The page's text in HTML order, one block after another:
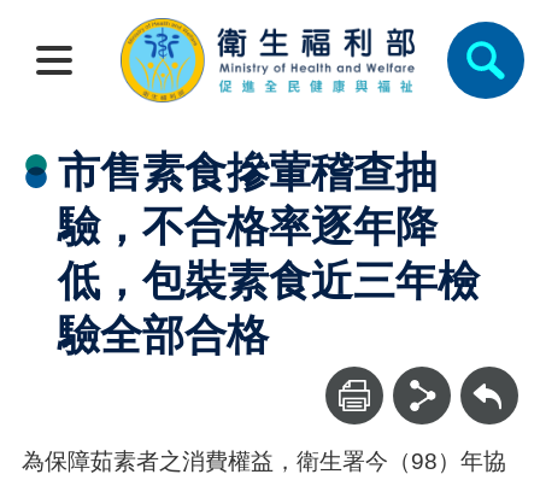
市售素食摻葷稽查抽
驗，不合格率逐年降
低，包裝素食近三年檢
驗全部合格
回上一頁
為保障茹素者之消費權益，衛生署今（98）年協